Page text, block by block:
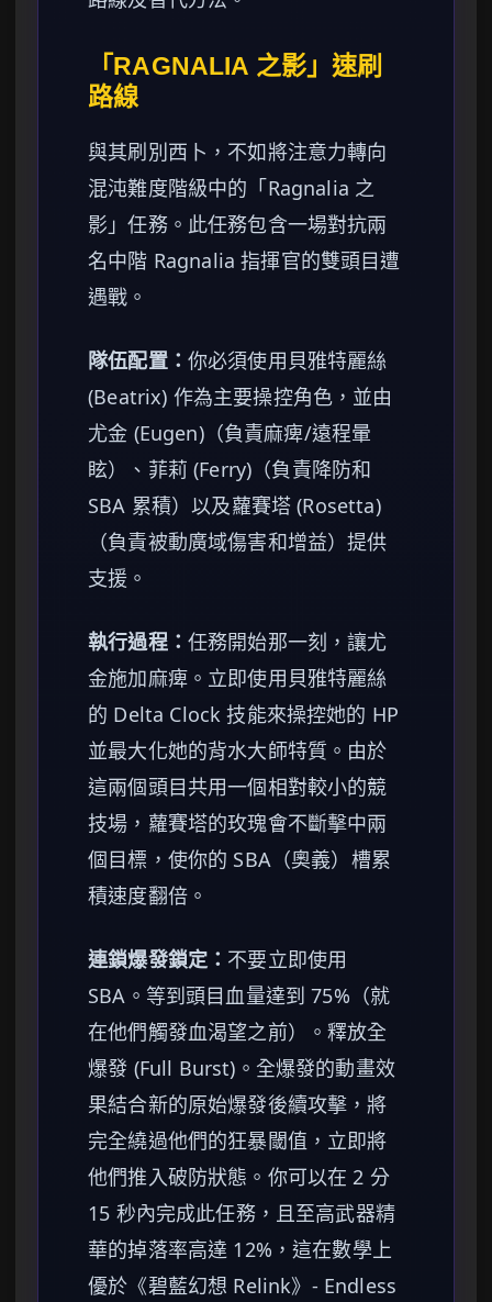
「RAGNALIA 之影」速刷
路線
與其刷別西卜，不如將注意力轉向
混沌難度階級中的「Ragnalia 之
影」任務。此任務包含一場對抗兩
名中階 Ragnalia 指揮官的雙頭目遭
遇戰。
隊伍配置： 你必須使用貝雅特麗絲
(Beatrix) 作為主要操控角色，並由
尤金 (Eugen)（負責麻痺/遠程暈
眩）、菲莉 (Ferry)（負責降防和
SBA 累積）以及蘿賽塔 (Rosetta)
（負責被動廣域傷害和增益）提供
支援。
執行過程： 任務開始那一刻，讓尤
金施加麻痺。立即使用貝雅特麗絲
的 Delta Clock 技能來操控她的 HP
並最大化她的背水大師特質。由於
這兩個頭目共用一個相對較小的競
技場，蘿賽塔的玫瑰會不斷擊中兩
個目標，使你的 SBA（奧義）槽累
積速度翻倍。
連鎖爆發鎖定： 不要立即使用
SBA。等到頭目血量達到 75%（就
在他們觸發血渴望之前）。釋放全
爆發 (Full Burst)。全爆發的動畫效
果結合新的原始爆發後續攻擊，將
完全繞過他們的狂暴閾值，立即將
他們推入破防狀態。你可以在 2 分
15 秒內完成此任務，且至高武器精
華的掉落率高達 12%，這在數學上
優於《碧藍幻想 Relink》- Endless